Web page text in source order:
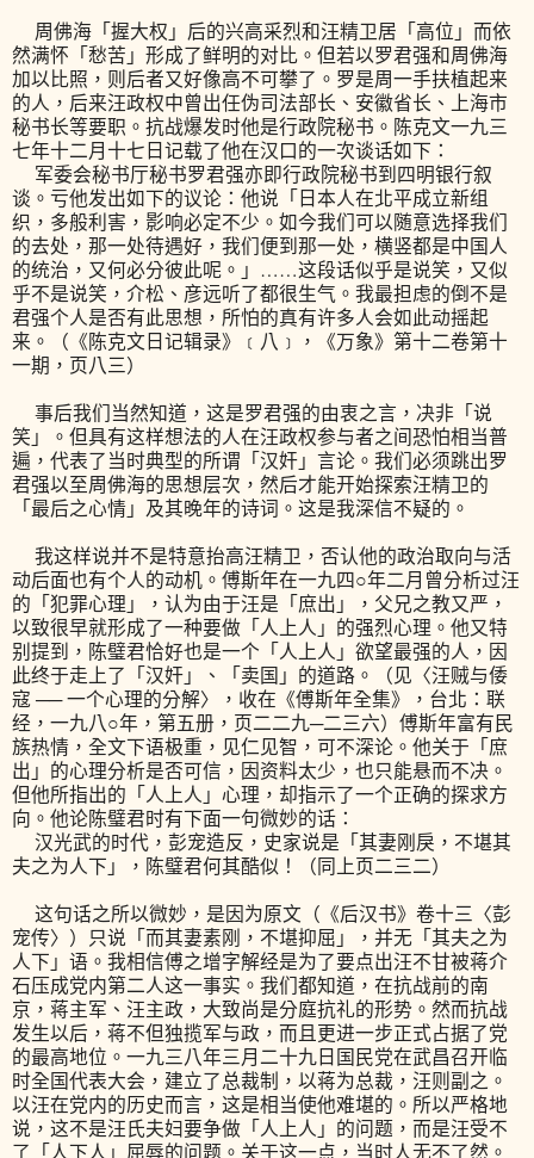
周佛海「握大权」后的兴高采烈和汪精卫居「高位」而依
然满怀「愁苦」形成了鲜明的对比。但若以罗君强和周佛海
加以比照，则后者又好像高不可攀了。罗是周一手扶植起来
的人，后来汪政权中曾出任伪司法部长、安徽省长、上海市
秘书长等要职。抗战爆发时他是行政院秘书。陈克文一九三
七年十二月十七日记载了他在汉口的一次谈话如下：
军委会秘书厅秘书罗君强亦即行政院秘书到四明银行叙
谈。亏他发出如下的议论：他说「日本人在北平成立新组
织，多般利害，影响必定不少。如今我们可以随意选择我们
的去处，那一处待遇好，我们便到那一处，横竖都是中国人
的统治，又何必分彼此呢。」……这段话似乎是说笑，又似
乎不是说笑，介松、彦远听了都很生气。我最担虑的倒不是
君强个人是否有此思想，所怕的真有许多人会如此动摇起
来。（《陈克文日记辑录》﹝八﹞，《万象》第十二卷第十
一期，页八三）
事后我们当然知道，这是罗君强的由衷之言，决非「说
笑」。但具有这样想法的人在汪政权参与者之间恐怕相当普
遍，代表了当时典型的所谓「汉奸」言论。我们必须跳出罗
君强以至周佛海的思想层次，然后才能开始探索汪精卫的
「最后之心情」及其晚年的诗词。这是我深信不疑的。
我这样说并不是特意抬高汪精卫，否认他的政治取向与活
动后面也有个人的动机。傅斯年在一九四○年二月曾分析过汪
的「犯罪心理」，认为由于汪是「庶出」，父兄之教又严，
以致很早就形成了一种要做「人上人」的强烈心理。他又特
别提到，陈璧君恰好也是一个「人上人」欲望最强的人，因
此终于走上了「汉奸」、「卖国」的道路。（见〈汪贼与倭
寇 ── 一个心理的分解〉，收在《傅斯年全集》，台北：联
经，一九八○年，第五册，页二二九─二三六）傅斯年富有民
族热情，全文下语极重，见仁见智，可不深论。他关于「庶
出」的心理分析是否可信，因资料太少，也只能悬而不决。
但他所指出的「人上人」心理，却指示了一个正确的探求方
向。他论陈璧君时有下面一句微妙的话：
汉光武的时代，彭宠造反，史家说是「其妻刚戾，不堪其
夫之为人下」，陈璧君何其酷似！（同上页二三二）
这句话之所以微妙，是因为原文（《后汉书》卷十三〈彭
宠传〉）只说「而其妻素刚，不堪抑屈」，并无「其夫之为
人下」语。我相信傅之增字解经是为了要点出汪不甘被蒋介
石压成党内第二人这一事实。我们都知道，在抗战前的南
京，蒋主军、汪主政，大致尚是分庭抗礼的形势。然而抗战
发生以后，蒋不但独揽军与政，而且更进一步正式占据了党
的最高地位。一九三八年三月二十九日国民党在武昌召开临
时全国代表大会，建立了总裁制，以蒋为总裁，汪则副之。
以汪在党内的历史而言，这是相当使他难堪的。所以严格地
说，这不是汪氏夫妇要争做「人上人」的问题，而是汪受不
了「人下人」屈辱的问题。关于这一点，当时人无不了然。